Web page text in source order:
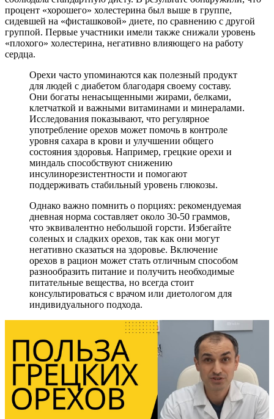
процент «хорошего» холестерина был выше в группе,
сидевшей на «фисташковой» диете, по сравнению с другой
группой. Первые участники имели также снижали уровень
«плохого» холестерина, негативно влияющего на работу
сердца.
Орехи часто упоминаются как полезный продукт
для людей с диабетом благодаря своему составу.
Они богаты ненасыщенными жирами, белками,
клетчаткой и важными витаминами и минералами.
Исследования показывают, что регулярное
употребление орехов может помочь в контроле
уровня сахара в крови и улучшении общего
состояния здоровья. Например, грецкие орехи и
миндаль способствуют снижению
инсулинорезистентности и помогают
поддерживать стабильный уровень глюкозы.
Однако важно помнить о порциях: рекомендуемая
дневная норма составляет около 30-50 граммов,
что эквивалентно небольшой горсти. Избегайте
соленых и сладких орехов, так как они могут
негативно сказаться на здоровье. Включение
орехов в рацион может стать отличным способом
разнообразить питание и получить необходимые
питательные вещества, но всегда стоит
консультироваться с врачом или диетологом для
индивидуального подхода.